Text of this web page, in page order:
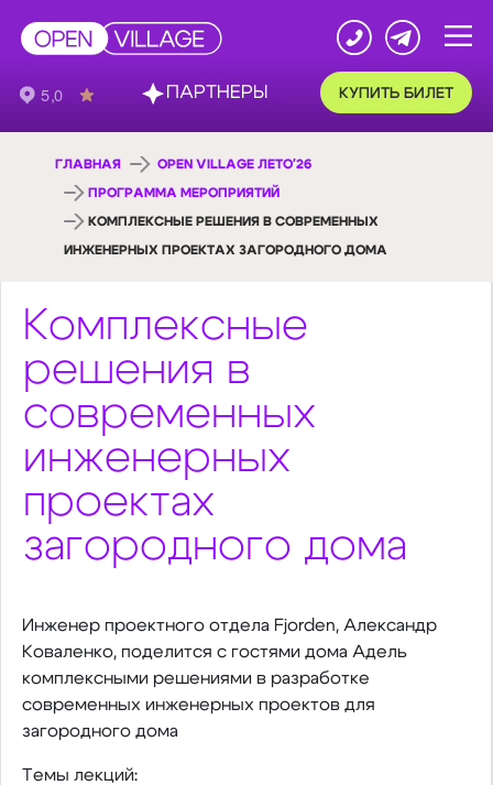
КУПИТЬ БИЛЕТ
ГЛАВНАЯ OPEN VILLAGE ЛЕТО'26
ПРОГРАММА МЕРОПРИЯТИЙ
КОМПЛЕКСНЫЕ РЕШЕНИЯ В СОВРЕМЕННЫХ
ИНЖЕНЕРНЫХ ПРОЕКТАХ ЗАГОРОДНОГО ДОМА
Комплексные
решения в
современных
инженерных
проектах
загородного дома
Инженер проектного отдела Fjorden, Александр
Коваленко, поделится с гостями дома Адель
комплексными решениями в разработке
современных инженерных проектов для
загородного дома
Темы лекций: